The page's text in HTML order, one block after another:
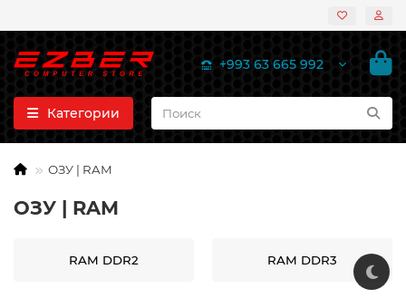
+993 63 665 992
Категории
ОЗУ | RAM
ОЗУ | RAM
RAM DDR2 RAM DDR3